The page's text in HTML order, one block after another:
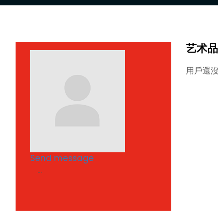
Send message
...
艺术品
用戶還